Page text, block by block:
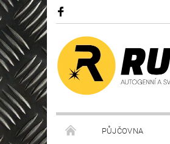
PŮJČOVNA